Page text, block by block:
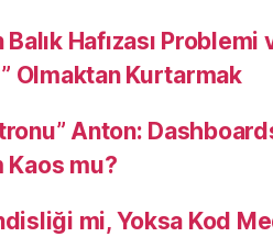
Balık Hafızası
Olmaktan Kurtarmak
Anton:
Kaos mu?
mi, Yoksa Kod